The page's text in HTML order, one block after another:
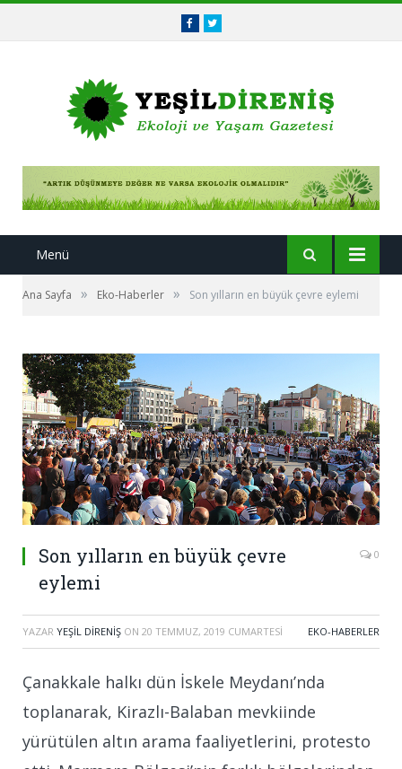
FacebookTwitter
Menü
Ana Sayfa » Eko-Haberler » Son yılların en büyük çevre eylemi
Son yılların en büyük çevre
eylemi
0
YAZAR YEŞIL DIRENIŞ ON 20 TEMMUZ, 2019 CUMARTESI EKO-HABERLER
Çanakkale halkı dün İskele Meydanı’nda
toplanarak, Kirazlı-Balaban mevkiinde
yürütülen altın arama faaliyetlerini, protesto